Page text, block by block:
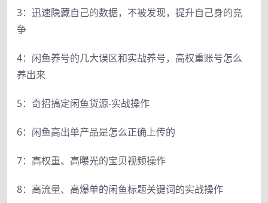
3：迅速隐藏自己的数据，不被发现，提升自己身的竞
争
4：闲鱼养号的几大误区和实战养号，高权重账号怎么
养出来
5：奇招搞定闲鱼货源-实战操作
6：闲鱼高出单产品是怎么正确上传的
7：高权重、高曝光的宝贝视频操作
8：高流量、高爆单的闲鱼标题关键词的实战操作